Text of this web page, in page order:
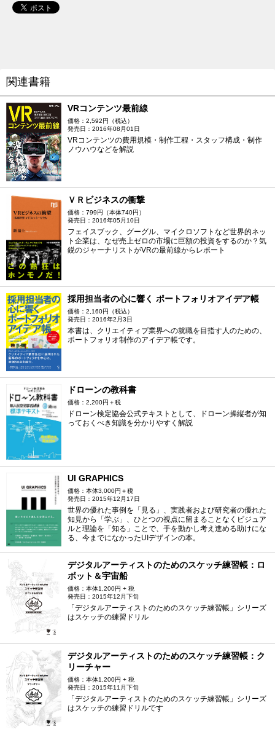
関連書籍
VRコンテンツ最前線
価格：2,592円（税込）
発売日：2016年08月01日
VRコンテンツの費用規模・制作工程・スタッフ構成・制作
ノウハウなどを解説
ＶＲビジネスの衝撃
価格：799円（本体740円）
発売日：2016年05月10日
フェイスブック、グーグル、マイクロソフトなど世界的ネッ
ト企業は、なぜ売上ゼロの市場に巨額の投資をするのか？気
鋭のジャーナリストがVRの最前線からレポート
採用担当者の心に響く ポートフォリオアイデア帳
価格：2,160円（税込）
発売日：2016年2月3日
本書は、クリエイティブ業界への就職を目指す人のための、
ポートフォリオ制作のアイデア帳です。
ドローンの教科書
価格：2,200円＋税
ドローン検定協会公式テキストとして、ドローン操縦者が知
っておくべき知識を分かりやすく解説
UI GRAPHICS
価格：本体3,000円＋税
発売日：2015年12月17日
世界の優れた事例を「見る」、実践者および研究者の優れた
知見から「学ぶ」、ひとつの視点に留まることなくビジュア
ルと理論を「知る」ことで、手を動かし考え進める助けにな
る、今までになかったUIデザインの本。
デジタルアーティストのためのスケッチ練習帳：ロ
ボット＆宇宙船
価格：本体1,200円 + 税
発売日：2015年12月下旬
「デジタルアーティストのためのスケッチ練習帳」シリーズ
はスケッチの練習ドリル
デジタルアーティストのためのスケッチ練習帳：ク
リーチャー
価格：本体1,200円 + 税
発売日：2015年11月下旬
「デジタルアーティストのためのスケッチ練習帳」シリーズ
はスケッチの練習ドリルです